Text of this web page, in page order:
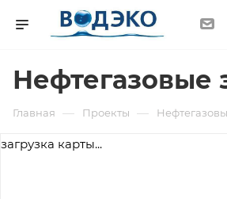
Нефтегазовые
Главная — Проекты —
загрузка карты...